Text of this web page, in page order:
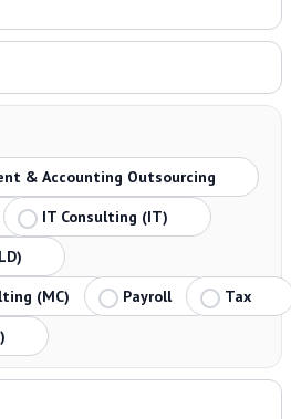
& Accounting Outsourcing
IT Consulting (IT)
(MC)
Payroll
Tax